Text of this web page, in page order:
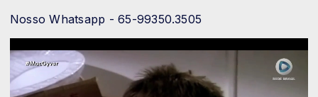
Nosso Whatsapp - 65-99350.3505